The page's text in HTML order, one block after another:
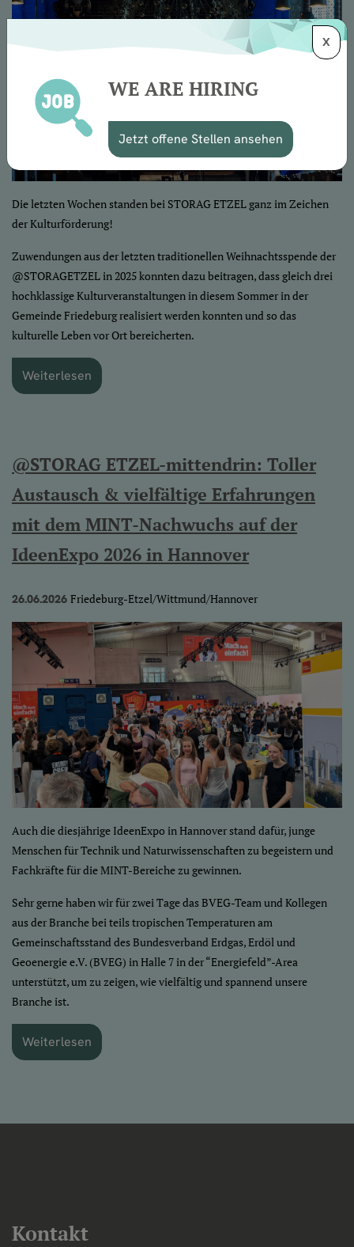
Die letzten Wochen standen bei STORAG ETZEL ganz im Zeichen
der Kulturförderung!
Zuwendungen aus der letzten traditionellen Weihnachtsspende der
@STORAGETZEL in 2025 konnten dazu beitragen, dass gleich drei
hochklassige Kulturveranstaltungen in diesem Sommer in der
Gemeinde Friedeburg realisiert werden konnten und so das
kulturelle Leben vor Ort bereicherten.
Weiterlesen
@STORAG ETZEL-mittendrin: Toller
Austausch & vielfältige Erfahrungen
mit dem MINT-Nachwuchs auf der
IdeenExpo 2026 in Hannover
26.06.2026 Friedeburg-Etzel/Wittmund/Hannover
Auch die diesjährige IdeenExpo in Hannover stand dafür, junge
Menschen für Technik und Naturwissenschaften zu begeistern und
Fachkräfte für die MINT-Bereiche zu gewinnen.
Sehr gerne haben wir für zwei Tage das BVEG-Team und Kollegen
aus der Branche bei teils tropischen Temperaturen am
Gemeinschaftsstand des Bundesverband Erdgas, Erdöl und
Geoenergie e.V. (BVEG) in Halle 7 in der “Energiefeld”-Area
unterstützt, um zu zeigen, wie vielfältig und spannend unsere
Branche ist.
Weiterlesen
Kontakt
X
WE ARE HIRING
Jetzt offene Stellen ansehen